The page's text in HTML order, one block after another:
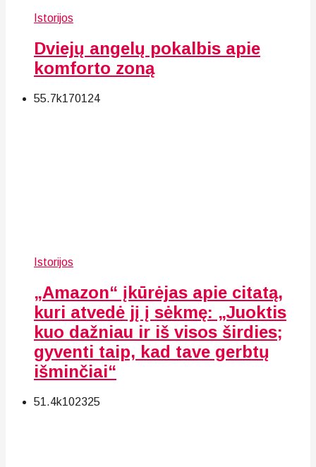
Istorijos
Dviejų angelų pokalbis apie
komforto zoną
55.7k170124
Istorijos
„Amazon“ įkūrėjas apie citatą,
kuri atvedė jį į sėkmę: „Juoktis
kuo dažniau ir iš visos širdies;
gyventi taip, kad tave gerbtų
išminčiai“
51.4k102325